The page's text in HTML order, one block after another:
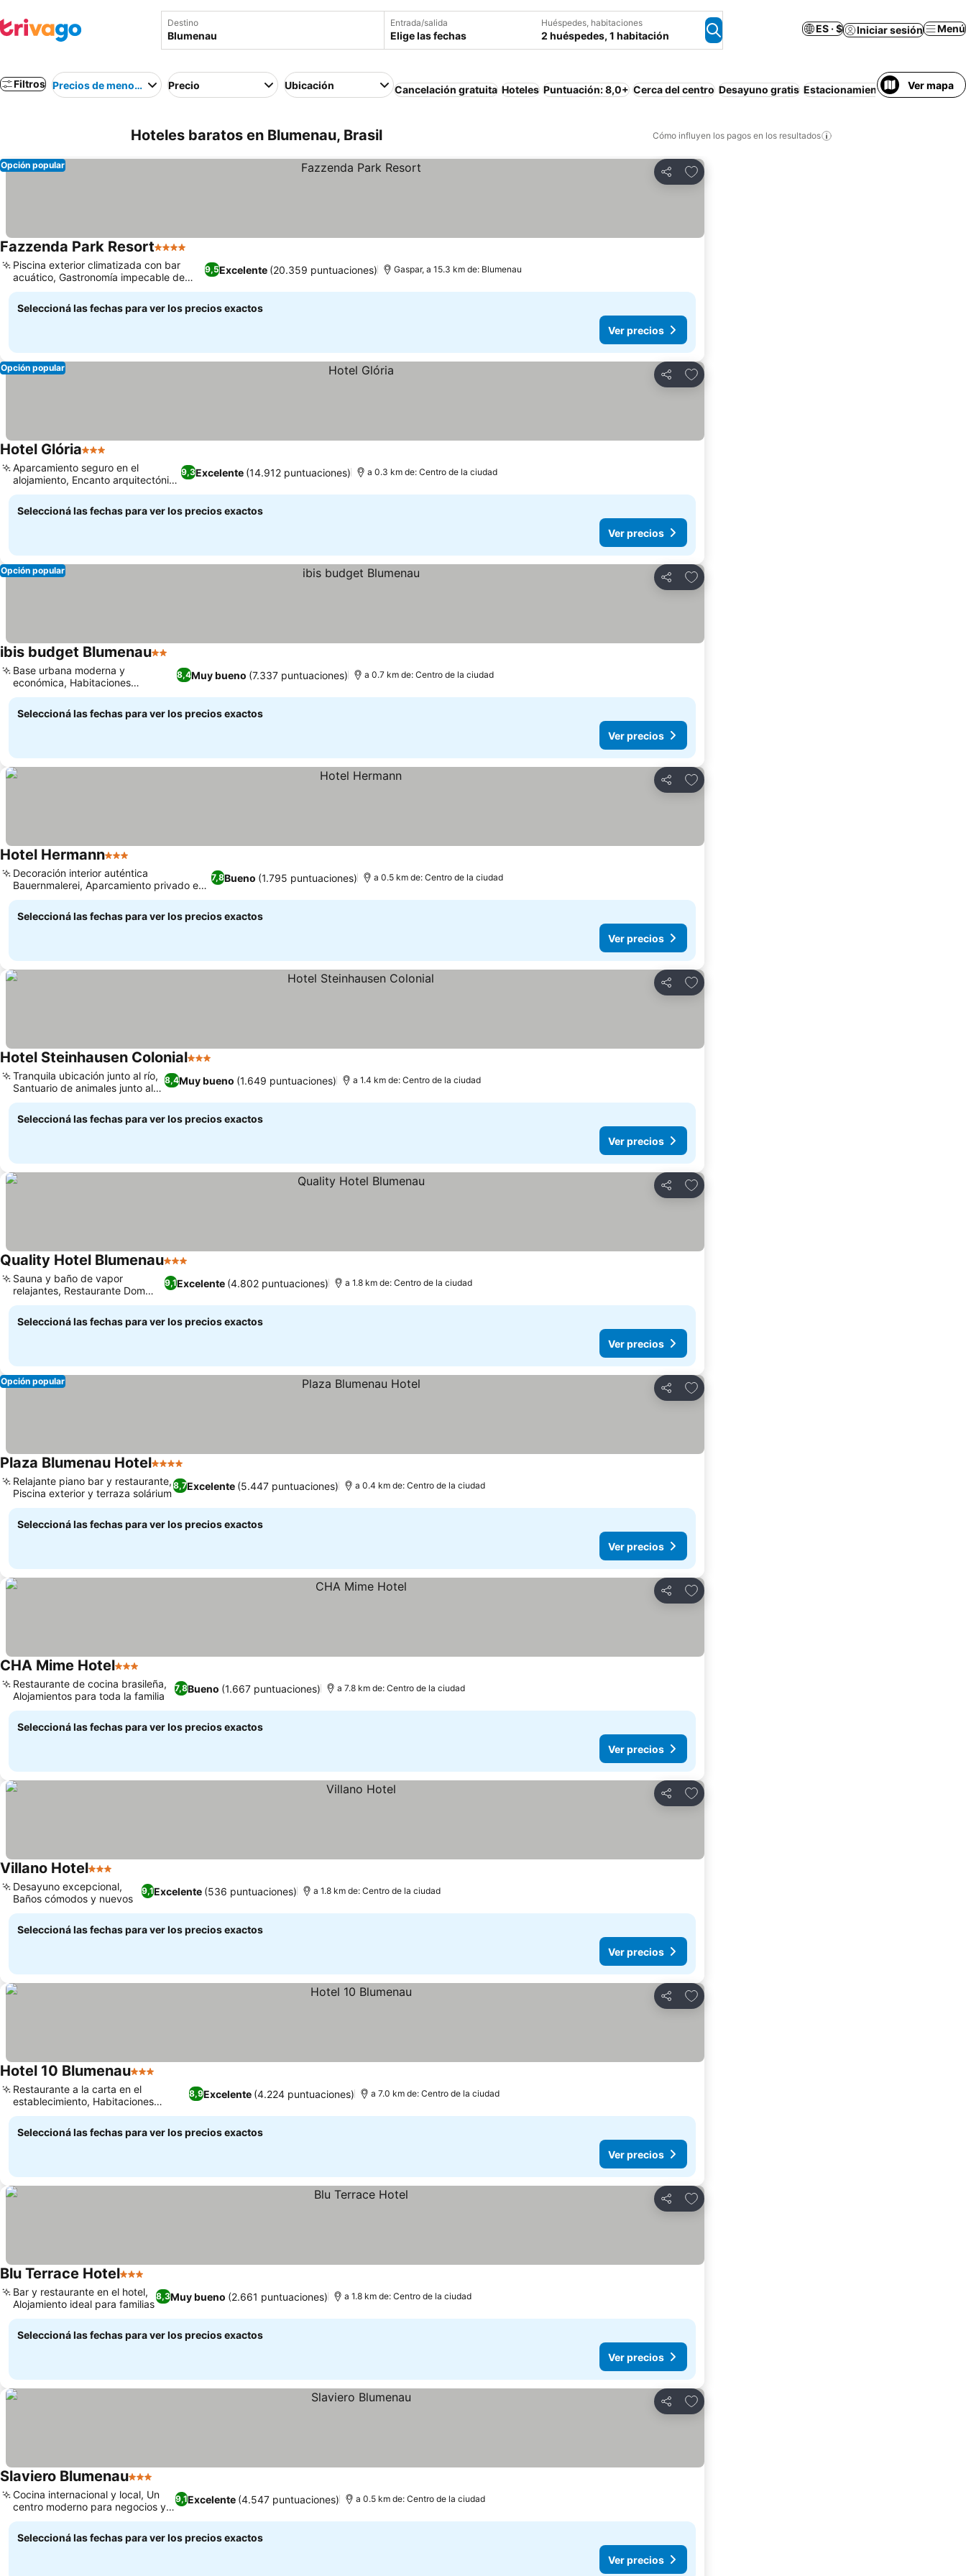
Destino Entrada/salida
Elige las fechas
Huéspedes, habitaciones
2 huéspedes, 1 habitación
ES · $ Iniciar sesión Menú
Filtros Precios de menor a mayorPrecio Ubicación Cancelación gratuita Hoteles Puntuación: 8,0+ Cerca del centro Desayuno gratis Estacionamiento Wi-Fi Bañera
Ver mapa
Hoteles baratos en Blumenau, Brasil Cómo influyen los pagos en los resultados
Compartir
Añadir a favoritos
Opción popular
Fazzenda Park Resort4 Estrellas
9,5Excelente (20.359 puntuaciones)
Piscina exterior climatizada con bar
acuático, Gastronomía impecable de
pensión completa
Gaspar, a 15.3 km de: Blumenau
Seleccioná las fechas para ver los precios exactos
Ver precios
Compartir
Añadir a favoritos
Opción popular
Hotel Glória3 Estrellas
9,3Excelente (14.912 puntuaciones)
Aparcamiento seguro en el
alojamiento, Encanto arquitectónico
germánico
a 0.3 km de: Centro de la ciudad
Seleccioná las fechas para ver los precios exactos
Ver precios
Compartir
Añadir a favoritos
Opción popular
ibis budget Blumenau2 Estrellas
8,4Muy bueno (7.337 puntuaciones)
Base urbana moderna y
económica, Habitaciones
familiares compactas
a 0.7 km de: Centro de la ciudad
Seleccioná las fechas para ver los precios exactos
Ver precios
Compartir
Añadir a favoritos
Hotel Hermann3 Estrellas
7,8Bueno (1.795 puntuaciones)
Decoración interior auténtica
Bauernmalerei, Aparcamiento privado en
el establecimiento
a 0.5 km de: Centro de la ciudad
Seleccioná las fechas para ver los precios exactos
Ver precios
Compartir
Añadir a favoritos
Hotel Steinhausen Colonial3 Estrellas
8,4Muy bueno (1.649 puntuaciones)
Tranquila ubicación junto al río,
Santuario de animales junto al
río
a 1.4 km de: Centro de la ciudad
Seleccioná las fechas para ver los precios exactos
Ver precios
Compartir
Añadir a favoritos
Quality Hotel Blumenau3 Estrellas
9,1Excelente (4.802 puntuaciones)
Sauna y baño de vapor
relajantes, Restaurante Dom
Rosso Grill
a 1.8 km de: Centro de la ciudad
Seleccioná las fechas para ver los precios exactos
Ver precios
Compartir
Añadir a favoritos
Opción popular
Plaza Blumenau Hotel4 Estrellas
8,7Excelente (5.447 puntuaciones)
Relajante piano bar y restaurante,
Piscina exterior y terraza solárium
a 0.4 km de: Centro de la ciudad
Seleccioná las fechas para ver los precios exactos
Ver precios
Compartir
Añadir a favoritos
CHA Mime Hotel3 Estrellas
7,8Bueno (1.667 puntuaciones)
Restaurante de cocina brasileña,
Alojamientos para toda la familia
a 7.8 km de: Centro de la ciudad
Seleccioná las fechas para ver los precios exactos
Ver precios
Compartir
Añadir a favoritos
Villano Hotel3 Estrellas
9,1Excelente (536 puntuaciones)
Desayuno excepcional,
Baños cómodos y nuevos
a 1.8 km de: Centro de la ciudad
Seleccioná las fechas para ver los precios exactos
Ver precios
Compartir
Añadir a favoritos
Hotel 10 Blumenau3 Estrellas
8,9Excelente (4.224 puntuaciones)
Restaurante a la carta en el
establecimiento, Habitaciones
amplias y familiares
a 7.0 km de: Centro de la ciudad
Seleccioná las fechas para ver los precios exactos
Ver precios
Compartir
Añadir a favoritos
Blu Terrace Hotel3 Estrellas
8,3Muy bueno (2.661 puntuaciones)
Bar y restaurante en el hotel,
Alojamiento ideal para familias
a 1.8 km de: Centro de la ciudad
Seleccioná las fechas para ver los precios exactos
Ver precios
Compartir
Añadir a favoritos
Slaviero Blumenau3 Estrellas
9,1Excelente (4.547 puntuaciones)
Cocina internacional y local, Un
centro moderno para negocios y
ocio
a 0.5 km de: Centro de la ciudad
Seleccioná las fechas para ver los precios exactos
Ver precios